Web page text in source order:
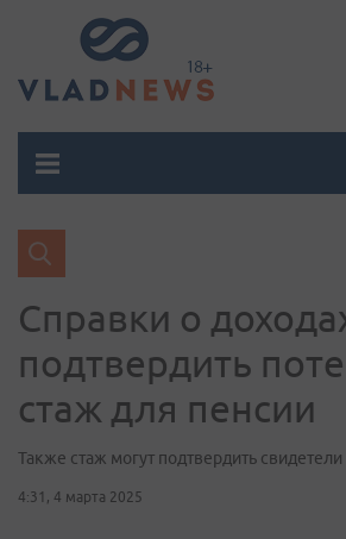
Справки о
подтвердить
стаж для пенсии
Также стаж могут подтвердить свидетели
4:31, 4 марта 2025